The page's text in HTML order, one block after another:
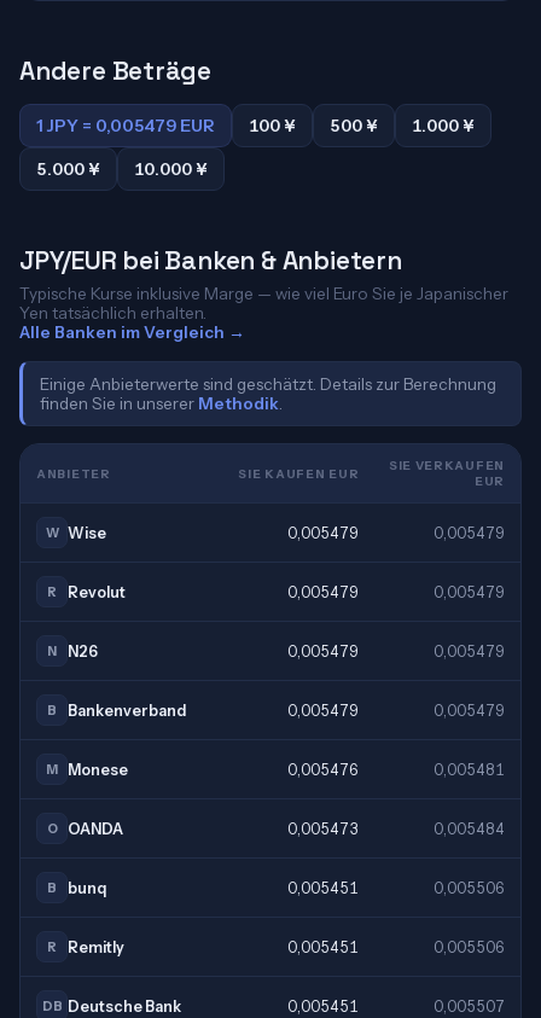
Andere Beträge
1 JPY = 0,005479 EUR 100 ¥ 500 ¥
1.000 ¥
5.000 ¥
10.000 ¥
JPY/EUR bei Banken & Anbietern
Typische Kurse inklusive Marge — wie viel Euro Sie je Japanischer
Yen tatsächlich erhalten.
Alle Banken im Vergleich →
Einige Anbieterwerte sind geschätzt. Details zur Berechnung
finden Sie in unserer Methodik
ANBIETER SIE KAUFEN EUR
SIE VERKAUFEN
EUR
W Wise 0,005479 0,005479
R Revolut 0,005479 0,005479
N N26 0,005479 0,005479
B Bankenverband 0,005479 0,005479
M Monese 0,005476 0,005481
O OANDA 0,005473 0,005484
B bunq 0,005451 0,005506
R Remitly 0,005451 0,005506
DB Deutsche Bank 0,005451 0,005507